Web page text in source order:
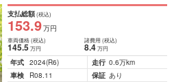
支払総額(税込)
153.9万円
車両価格(税込)
145.5万円
諸費用 (税込)
8.4 万円
年式 2024(R6) 走行 0.6万km
車検
R08.11 保証 あり